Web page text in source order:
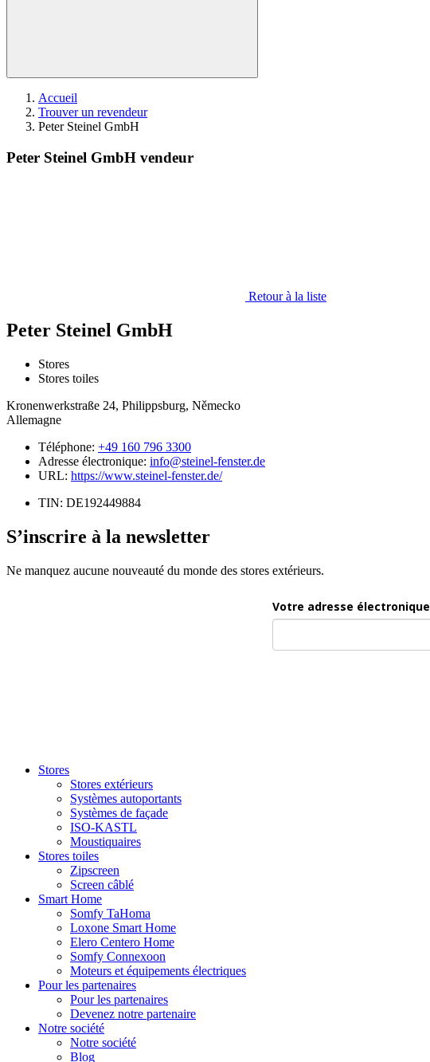
Accueil
Trouver un revendeur
Peter Steinel GmbH
Peter Steinel GmbH vendeur
Retour à la liste
Peter Steinel GmbH
Stores
Stores toiles
Kronenwerkstraße 24, Philippsburg, Německo
Allemagne
Téléphone: +49 160 796 3300
Adresse électronique: info@steinel-fenster.de
URL: https://www.steinel-fenster.de/
TIN: DE192449884
S’inscrire à la newsletter
Ne manquez aucune nouveauté du monde des stores extérieurs.
Votre adresse électronique
Stores
Stores extérieurs
Systèmes autoportants
Systèmes de façade
ISO-KASTL
Moustiquaires
Stores toiles
Zipscreen
Screen câblé
Smart Home
Somfy TaHoma
Loxone Smart Home
Elero Centero Home
Somfy Connexoon
Moteurs et équipements électriques
Pour les partenaires
Pour les partenaires
Devenez notre partenaire
Notre société
Notre société
Blog